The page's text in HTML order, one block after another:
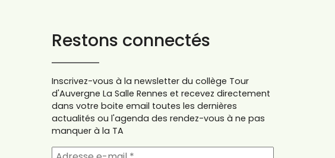
Restons connectés
Inscrivez-vous à la newsletter du collège Tour
d'Auvergne La Salle Rennes et recevez directement
dans votre boite email toutes les dernières
actualités ou l'agenda des rendez-vous à ne pas
manquer à la TA